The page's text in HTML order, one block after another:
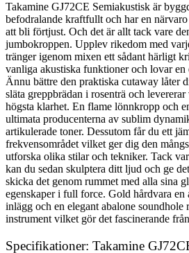
Takamine GJ72CE Semiakustisk är
befodralande kraftfullt och har en
att bli förtjust. Och det är allt tack vare
jumbokroppen. Upplev rikedom med
tränger igenom mixen ett sådant härligt
vanliga akustiska funktioner och lovar
Ännu bättre den praktiska cutaway låter
släta greppbrädan i rosenträ och
högsta klarhet. En flame lönnkropp och
ultimata producenterna av sublim
artikulerade toner. Dessutom får du ett
frekvensområdet vilket ger dig den
utforska olika stilar och tekniker. Tack
kan du sedan skulptera ditt ljud och ge
skicka det genom rummet med alla sina
egenskaper i full force. Gold hårdvara en
inlägg och en elegant abalone soundhole
instrument vilket gör det fascinerande
Specifikationer: Takamine